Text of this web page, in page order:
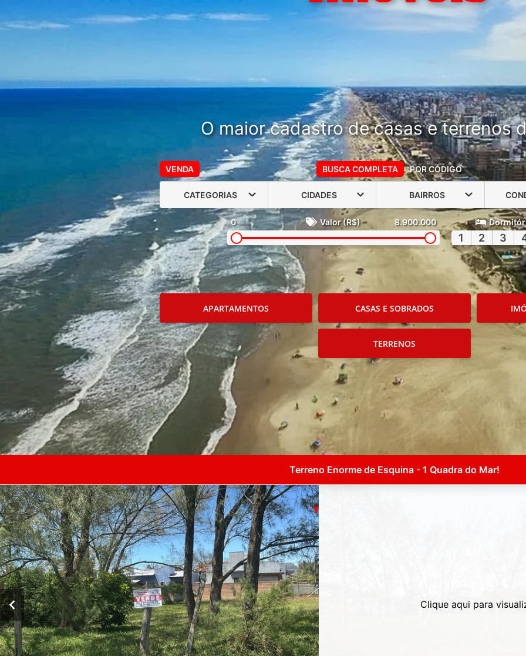
O maior cadastro de casas e terrenos
VENDA BUSCA COMPLETA POR CÓDIGO
CATEGORIAS CIDADES BAIRROS
0 Valor (R$) 8.900.000
1 2 3
APARTAMENTOS CASAS E SOBRADOS
TERRENOS
Terreno Enorme de Esquina - 1 Quadra do Mar!
Clique aqui para